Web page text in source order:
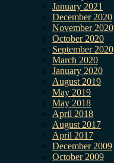
January 2021
December 2020
November 2020
October 2020
September 2020
March 2020
January 2020
August 2019
May 2019
May 2018
April 2018
August 2017
April 2017
December 2009
October 2009